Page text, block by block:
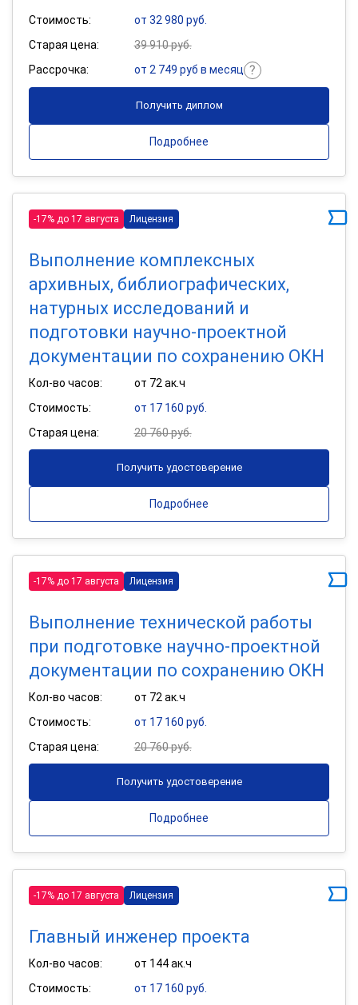
Стоимость:
от 32 980 руб.
Старая цена:
39 910 руб.
Рассрочка:
от 2 749 руб в месяц
Получить диплом
Подробнее
-17% до 17 августа Лицензия
Выполнение комплексных
архивных, библиографических,
натурных исследований и
подготовки научно-проектной
документации по сохранению ОКН
Кол-во часов:
от 72 ак.ч
Стоимость:
от 17 160 руб.
Старая цена:
20 760 руб.
Получить удостоверение
Подробнее
-17% до 17 августа Лицензия
Выполнение технической работы
при подготовке научно-проектной
документации по сохранению ОКН
Кол-во часов:
от 72 ак.ч
Стоимость:
от 17 160 руб.
Старая цена:
20 760 руб.
Получить удостоверение
Подробнее
-17% до 17 августа Лицензия
Главный инженер проекта
Кол-во часов:
от 144 ак.ч
Стоимость:
от 17 160 руб.